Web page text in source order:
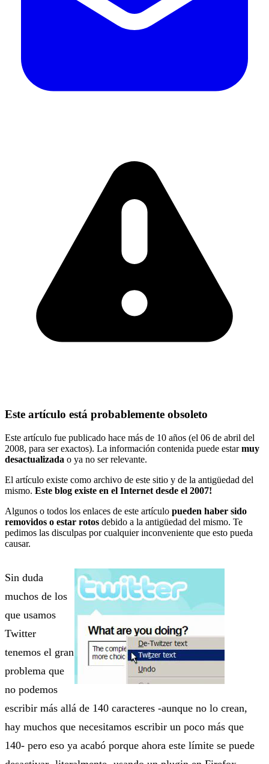
Este artículo está probablemente obsoleto
Este artículo fue publicado hace más de 10 años (el 06 de abril del
2008, para ser exactos). La información contenida puede estarmuy
desactualizada o ya no ser relevante.
El artículo existe como archivo de este sitio y de la antigüedad del
mismo. Este blog existe en el Internet desde el 2007!
Algunos o todos los enlaces de este artículo pueden haber sido
removidos o estar rotos debido a la antigüedad del mismo. Te
pedimos las disculpas por cualquier inconveniente que esto pueda
causar.
Sin duda
muchos de los
que usamos
Twitter
tenemos el gran
problema que
no podemos
escribir más allá de 140 caracteres -aunque no lo crean,
hay muchos que necesitamos escribir un poco más que
140- pero eso ya acabó porque ahora este límite se puede